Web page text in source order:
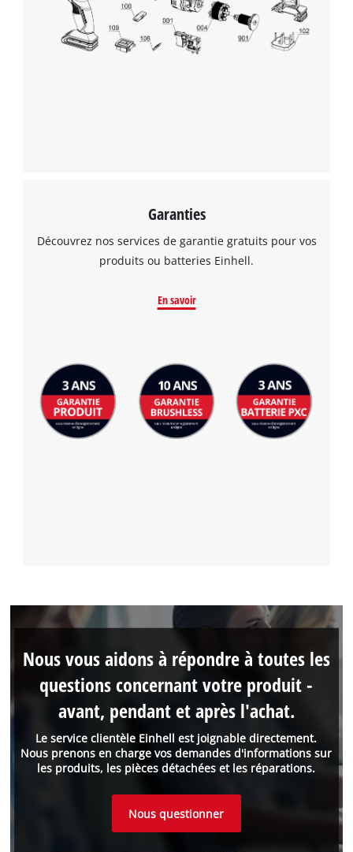
Garanties
Découvrez nos services de garantie gratuits pour vos
produits ou batteries Einhell.
En savoir
Le service clientèle Einhell est joignable directement.
Nous prenons en charge vos demandes d'informations sur
les produits, les pièces détachées et les réparations.
Nous vous aidons à répondre à toutes les
questions concernant votre produit -
avant, pendant et après l'achat.
Nous questionner